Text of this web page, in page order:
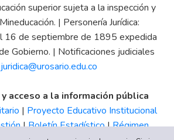
superior sujeta a la inspección y
| Personería Jurídica:
16 de septiembre de 1895 expedida
Gobierno. | Notificaciones judiciales
juridica@urosario.edu.co
acceso a la información pública
| Proyecto Educativo Institucional
|Boletín Estadístico|Régimen